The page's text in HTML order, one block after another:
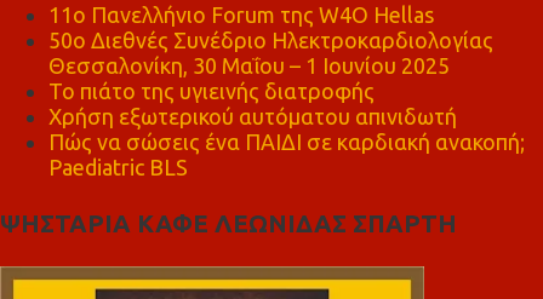
11ο Πανελλήνιο Forum της W4O Hellas
50ο Διεθνές Συνέδριο Ηλεκτροκαρδιολογίας
Θεσσαλονίκη, 30 Μαΐου – 1 Ιουνίου 2025
Το πιάτο της υγιεινής διατροφής
Χρήση εξωτερικού αυτόματου απινιδωτή
Πώς να σώσεις ένα ΠΑΙΔΙ σε καρδιακή ανακοπή;
Paediatric BLS
ΨΗΣΤΑΡΙΑ ΚΑΦΕ ΛΕΩΝΙΔΑΣ ΣΠΑΡΤΗ